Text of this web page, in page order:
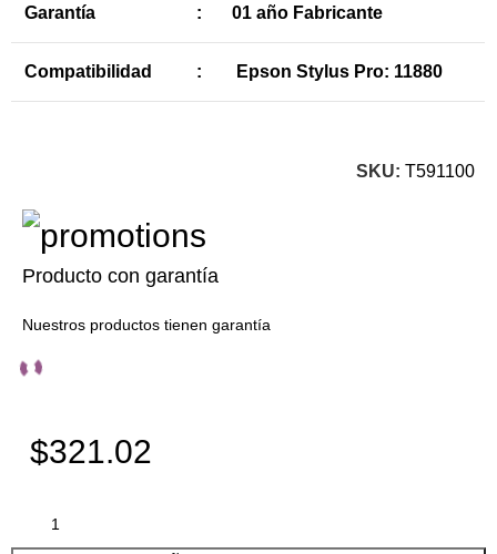
Garantía : 01 año Fabricante
Compatibilidad : Epson Stylus Pro: 11880
SKU: T591100
Producto con garantía
Nuestros productos tienen garantía
$321.02